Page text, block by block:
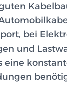
bei
und
eine